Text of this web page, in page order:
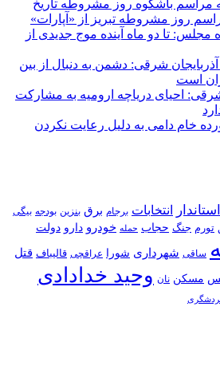
مراسم باشکوه روز مشروطه تاریخ
روز مشروطه تبریز از «آپارات»
مجلس: تا دو ماه آینده موج جدیدی از
آذربایجان شرقی: دشمن به دنبال از بین
است
شرقی: احیای دریاچه ارومیه به مشارکت
تن فرآورده خام دامی به دلیل رعایت نکردن
استاندار انتخابات برجام برق بنزین بودجه بیگی
تورم جنگ حجاب حمله خودرو دارو دولت
ساقی شهرداری شورا عراقچی قالیباف قتل
مسکن نان وحید خدادادی